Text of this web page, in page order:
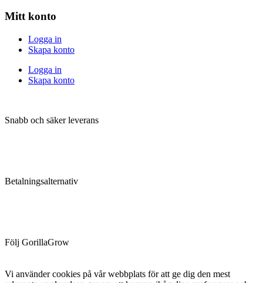
Mitt konto
Logga in
Skapa konto
Logga in
Skapa konto
Snabb och säker leverans
Betalningsalternativ
Följ GorillaGrow
Vi använder cookies på vår webbplats för att ge dig den mest